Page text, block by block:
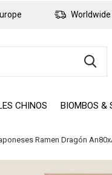
CHINOS BIOMBOS &
Ramen Dragón